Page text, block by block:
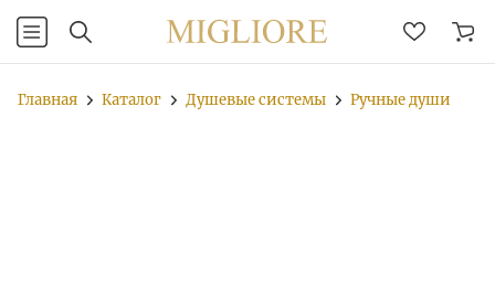
Главная Каталог Душевые системы Ручные души